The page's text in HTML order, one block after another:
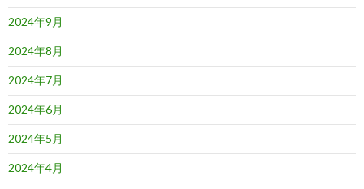
2024年9月
2024年8月
2024年7月
2024年6月
2024年5月
2024年4月